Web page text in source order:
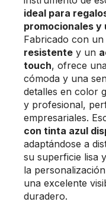
ideal para
promocionales y
Fabricado con un
resistente y un
touch, ofrece
cómoda y una
detalles en color
y profesional,
empresariales.
con tinta azul
adaptándose a
su superficie lisa
la
una excelente
duradero.